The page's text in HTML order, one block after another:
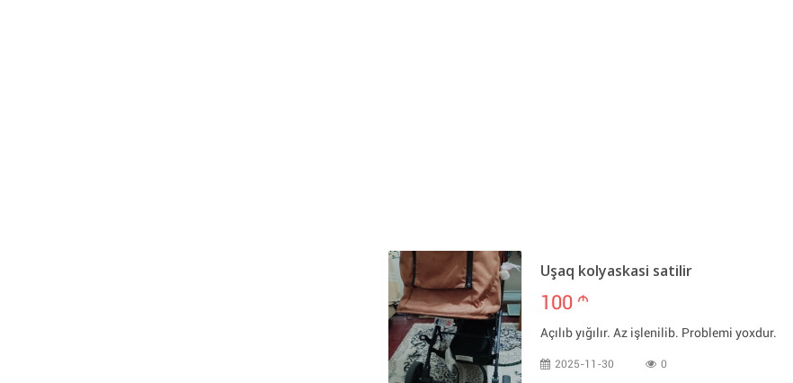
Uşaq kolyaskasi satilir
100 m
Açılıb yığılır. Az işlenilib. Problemi yoxdur.
2025-11-30 0